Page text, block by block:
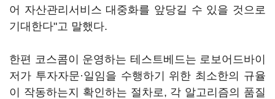
어 자산관리서비스 대중화를 앞당길 수 있을 것으로
기대한다"고 말했다.
한편 코스콤이 운영하는 테스트베드는 로보어드바이
저가 투자자문·일임을 수행하기 위한 최소한의 규율
이 작동하는지 확인하는 절차로, 각 알고리즘의 품질